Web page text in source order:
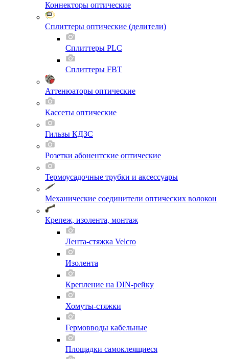
Коннекторы оптические
Сплиттеры оптические (делители)
Сплиттеры PLC
Сплиттеры FBT
Аттенюаторы оптические
Кассеты оптические
Гильзы КДЗС
Розетки абонентские оптические
Термоусадочные трубки и аксессуары
Механические соединители оптических волокон
Крепеж, изолента, монтаж
Лента-стяжка Velcro
Изолента
Крепление на DIN-рейку
Хомуты-стяжки
Гермовводы кабельные
Площадки самоклеящиеся